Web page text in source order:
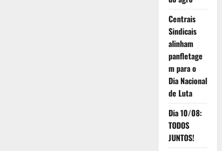
Centrais
Sindicais
alinham
panfletage
m para o
Dia Nacional
de Luta
Dia 10/08:
TODOS
JUNTOS!